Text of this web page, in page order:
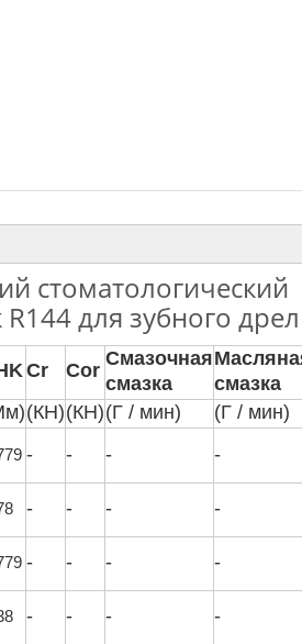
стоматологический
для зубного
Cr Cor
Смазочная
смазка
смазка
(КН)(КН)(Г / мин) (Г / мин)
- - - -
- - - -
- - - -
- - - -